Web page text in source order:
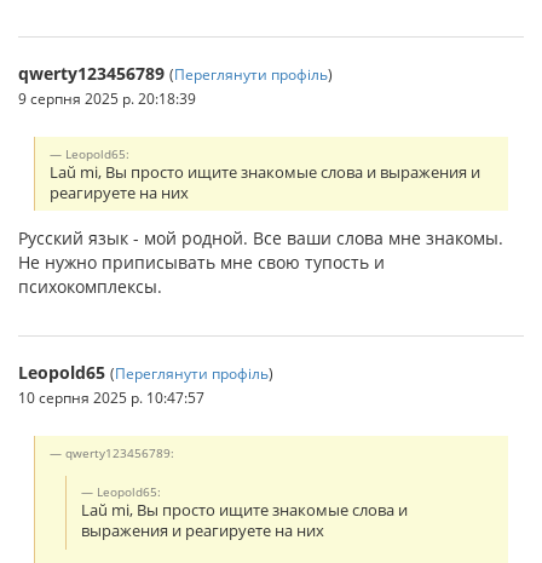
qwerty123456789 (Переглянути профіль)
9 серпня 2025 р. 20:18:39
Leopold65:
Laŭ mi, Вы просто ищите знакомые слова и выражения и
реагируете на них
Русский язык - мой родной. Все ваши слова мне знакомы.
Не нужно приписывать мне свою тупость и
психокомплексы.
Leopold65 (Переглянути профіль)
10 серпня 2025 р. 10:47:57
qwerty123456789:
Leopold65:
Laŭ mi, Вы просто ищите знакомые слова и
выражения и реагируете на них